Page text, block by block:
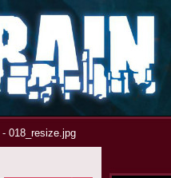
- 018_resize.jpg